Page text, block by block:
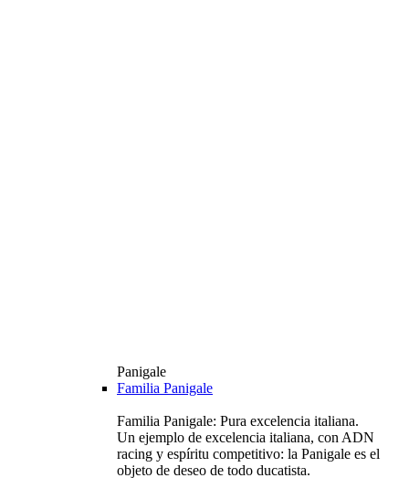
Panigale
Familia Panigale
Familia Panigale: Pura excelencia italiana.
Un ejemplo de excelencia italiana, con ADN
racing y espíritu competitivo: la Panigale es el
objeto de deseo de todo ducatista.